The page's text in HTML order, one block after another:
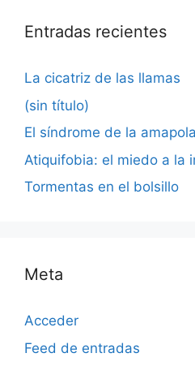
Entradas recientes
La cicatriz de las llamas
(sin título)
El síndrome de la
Atiquifobia: el miedo a la
Tormentas en el bolsillo
Meta
Acceder
Feed de entradas